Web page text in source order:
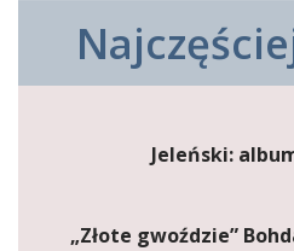
Jeleński:
„Złote gwoździe”